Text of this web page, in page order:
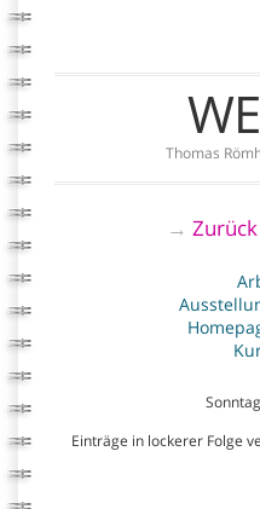
Thomas
→
Einträge in lockerer Folge